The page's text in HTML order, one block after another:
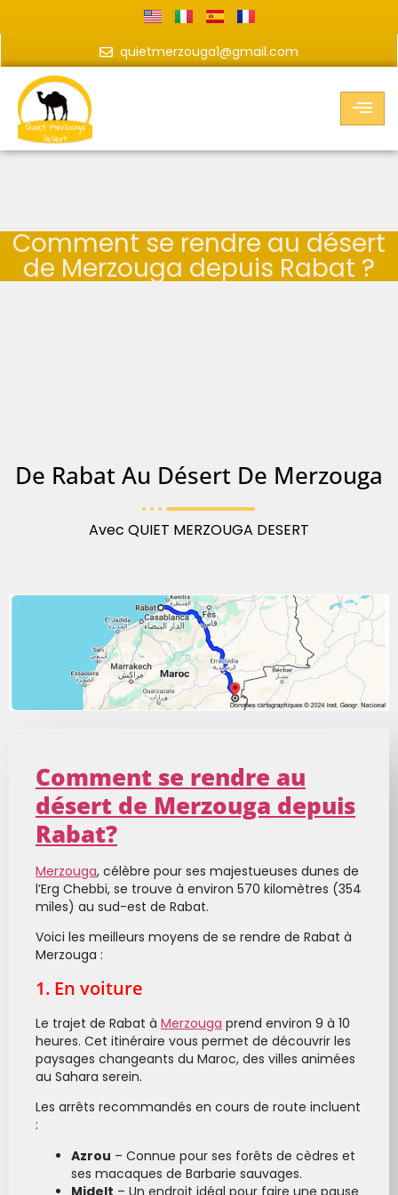
quietmerzouga1@gmail.com
Comment se rendre au désert
de Merzouga depuis Rabat ?
De Rabat Au Désert De Merzouga
Avec QUIET MERZOUGA DESERT
Comment se rendre au
désert de Merzouga depuis
Rabat?
Merzouga, célèbre pour ses majestueuses dunes de
l’Erg Chebbi, se trouve à environ 570 kilomètres (354
miles) au sud-est de Rabat.
Voici les meilleurs moyens de se rendre de Rabat à
Merzouga :
1. En voiture
Le trajet de Rabat à Merzouga prend environ 9 à 10
heures. Cet itinéraire vous permet de découvrir les
paysages changeants du Maroc, des villes animées
au Sahara serein.
Les arrêts recommandés en cours de route incluent
:
Azrou – Connue pour ses forêts de cèdres et
ses macaques de Barbarie sauvages.
Midelt – Un endroit idéal pour faire une pause